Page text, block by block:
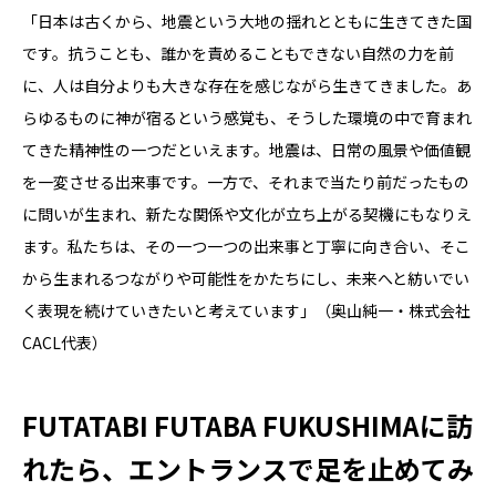
「日本は古くから、地震という大地の揺れとともに生きてきた国
です。抗うことも、誰かを責めることもできない自然の力を前
に、人は自分よりも大きな存在を感じながら生きてきました。あ
らゆるものに神が宿るという感覚も、そうした環境の中で育まれ
てきた精神性の一つだといえます。地震は、日常の風景や価値観
を一変させる出来事です。一方で、それまで当たり前だったもの
に問いが生まれ、新たな関係や文化が立ち上がる契機にもなりえ
ます。私たちは、その一つ一つの出来事と丁寧に向き合い、そこ
から生まれるつながりや可能性をかたちにし、未来へと紡いでい
く表現を続けていきたいと考えています」（奥山純一・株式会社
CACL代表）
FUTATABI FUTABA FUKUSHIMAに訪
れたら、エントランスで足を止めてみ